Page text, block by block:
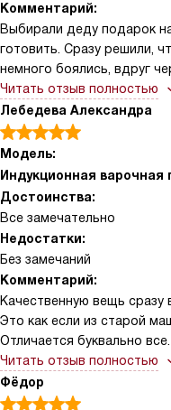
Комментарий:
Выбирали деду подарок
готовить. Сразу решили,
немного боялись, вдруг
Быстро разобрался, что к
досконально изучил. Что
вроде как опасался, а
жаровню научился
увеличенные зоны
Стоило только показать,
бабушке варит –
Вот он и старается. С
проще. Рацион
Правда, с дистанционным
устанавливал
тоже вроде освоил.
смотрят, пока у них там
удобных дополнительных
разные, и кухонный
Читать отзыв полностью
Лебедева Александра
Модель:
Индукционная варочная
Достоинства:
Все замечательно
Недостатки:
Без замечаний
Комментарий:
Качественную вещь сразу
Это как если из старой
Отличается буквально
в кухне эту варочную
не ошиблась. Здесь и
характеристики такие,
Читать отзыв полностью
Фёдор